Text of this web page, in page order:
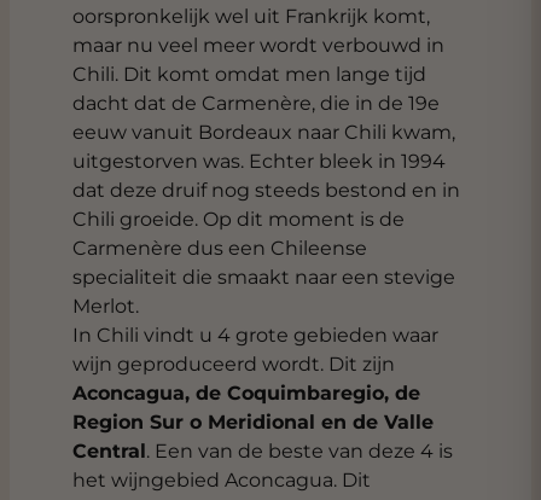
oorspronkelijk wel uit Frankrijk komt,
maar nu veel meer wordt verbouwd in
Chili. Dit komt omdat men lange tijd
dacht dat de Carmenère, die in de 19e
eeuw vanuit Bordeaux naar Chili kwam,
uitgestorven was. Echter bleek in 1994
dat deze druif nog steeds bestond en in
Chili groeide. Op dit moment is de
Carmenère dus een Chileense
specialiteit die smaakt naar een stevige
Merlot.
In Chili vindt u 4 grote gebieden waar
wijn geproduceerd wordt. Dit zijn
Aconcagua, de Coquimbaregio, de
Region Sur o Meridional en de Valle
Central. Een van de beste van deze 4 is
het wijngebied Aconcagua. Dit